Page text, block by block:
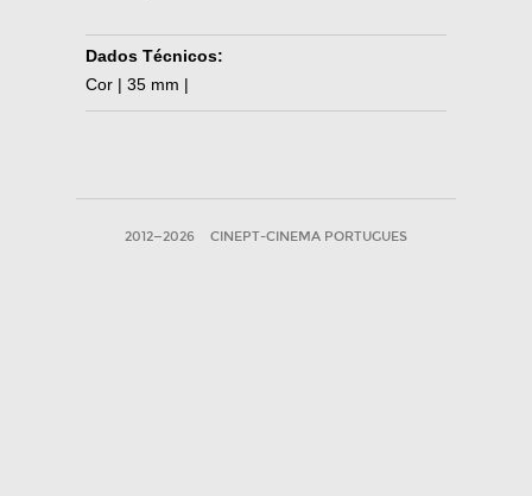
Dados Técnicos:
Cor | 35 mm |
2012—2026 CINEPT-CINEMA PORTUGUES